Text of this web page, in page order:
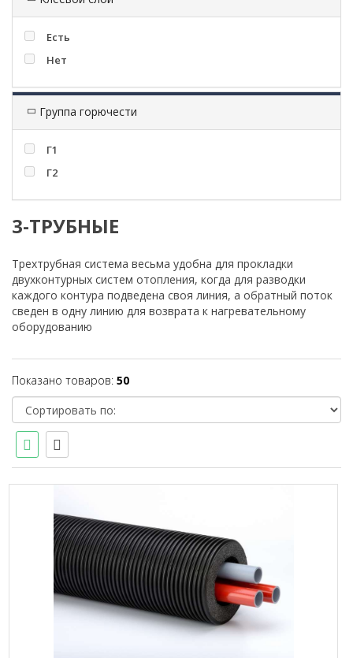
Есть
Нет
Группа горючести
Г1
Г2
3-ТРУБНЫЕ
Трехтрубная система весьма удобна для прокладки
двухконтурных систем отопления, когда для разводки
каждого контура подведена своя линия, а обратный поток
сведен в одну линию для возврата к нагревательному
оборудованию
Показано товаров: 50